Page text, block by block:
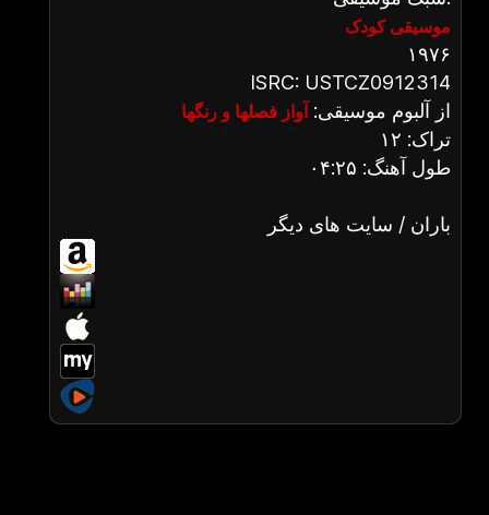
موسیقی کودک
۱۹۷۶
ISRC: USTCZ0912314
از آلبوم موسیقی: آواز فصلها و رنگها
تراک: ۱۲
طول آهنگ: ۰۴:۲۵
باران / سایت های دیگر